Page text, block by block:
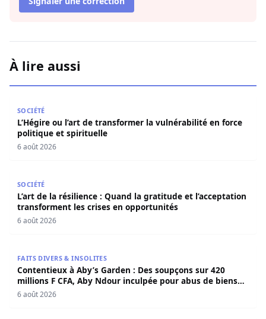
À lire aussi
SOCIÉTÉ
L’Hégire ou l’art de transformer la vulnérabilité en force
politique et spirituelle
6 août 2026
SOCIÉTÉ
L’art de la résilience : Quand la gratitude et l’acceptation
transforment les crises en opportunités
6 août 2026
FAITS DIVERS & INSOLITES
Contentieux à Aby’s Garden : Des soupçons sur 420
millions F CFA, Aby Ndour inculpée pour abus de biens
sociaux
6 août 2026